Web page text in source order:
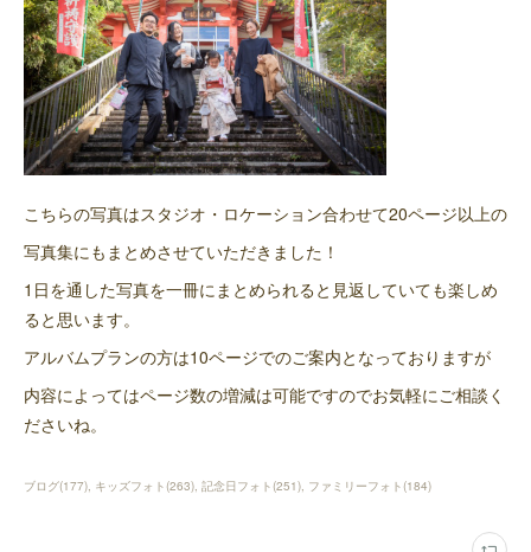
こちらの写真はスタジオ・ロケーション合わせて20ページ以上の
写真集にもまとめさせていただきました！
1日を通した写真を一冊にまとめられると見返していても楽しめ
ると思います。
アルバムプランの方は10ページでのご案内となっておりますが
内容によってはページ数の増減は可能ですのでお気軽にご相談く
ださいね。
ブログ(177) キッズフォト(263) 記念日フォト(251) ファミリーフォト(184)